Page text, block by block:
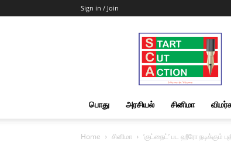
Sign in / Join
Start
Cut
Action
|
News
&
பொது அரசியல் சினிமா
Home சினிமா ‘குட்நைட்’ பட ஹீரோ நடிக்கும்